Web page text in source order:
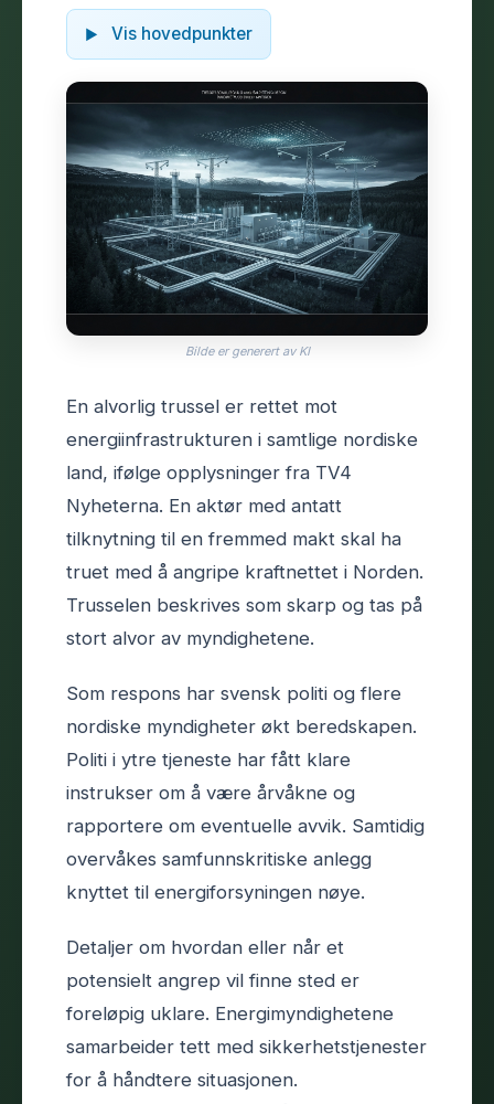
Vis hovedpunkter
Bilde er generert av KI
En alvorlig trussel er rettet mot
energiinfrastrukturen i samtlige nordiske
land, ifølge opplysninger fra TV4
Nyheterna. En aktør med antatt
tilknytning til en fremmed makt skal ha
truet med å angripe kraftnettet i Norden.
Trusselen beskrives som skarp og tas på
stort alvor av myndighetene.
Som respons har svensk politi og flere
nordiske myndigheter økt beredskapen.
Politi i ytre tjeneste har fått klare
instrukser om å være årvåkne og
rapportere om eventuelle avvik. Samtidig
overvåkes samfunnskritiske anlegg
knyttet til energiforsyningen nøye.
Detaljer om hvordan eller når et
potensielt angrep vil finne sted er
foreløpig uklare. Energimyndighetene
samarbeider tett med sikkerhetstjenester
for å håndtere situasjonen.